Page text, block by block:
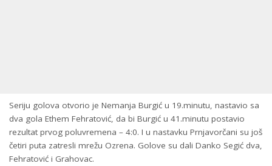
Seriju golova otvorio je Nemanja Burgić u 19.minutu, nastavio sa
dva gola Ethem Fehratović, da bi Burgić u 41.minutu postavio
rezultat prvog poluvremena – 4:0. I u nastavku Prnjavorčani su još
četiri puta zatresli mrežu Ozrena. Golove su dali Danko Segić dva,
Fehratović i Grahovac.